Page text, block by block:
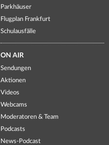
Parkhäuser
Flugplan Frankfurt
Schulausfälle
ON AIR
Sendungen
Aktionen
Videos
Webcams
Moderatoren & Team
Podcasts
News-Podcast